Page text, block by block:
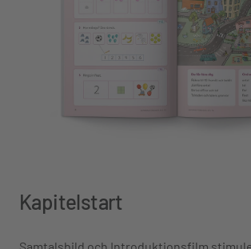
Kapitelstart